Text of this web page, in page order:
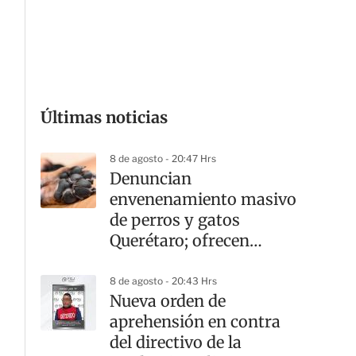
Últimas noticias
8 de agosto - 20:47 Hrs
Denuncian
envenenamiento masivo
de perros y gatos
Querétaro; ofrecen
responsable
8 de agosto - 20:43 Hrs
Nueva orden de
aprehensión en contra
del directivo de la